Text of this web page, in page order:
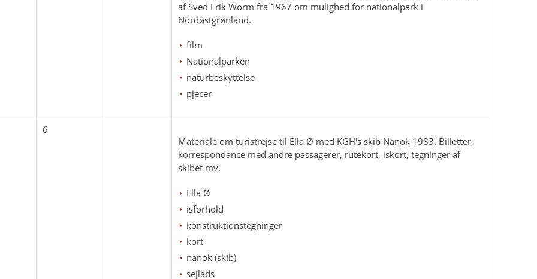
af Sved Erik Worm fra 1967 om mulighed for nationalpark i
Nordøstgrønland.
film
Nationalparken
naturbeskyttelse
pjecer
6
Materiale om turistrejse til Ella Ø med KGH's skib Nanok 1983. Billetter,
korrespondance med andre passagerer, rutekort, iskort, tegninger af
skibet mv.
Ella Ø
isforhold
konstruktionstegninger
kort
nanok (skib)
sejlads